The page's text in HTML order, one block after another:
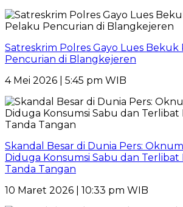
Satreskrim Polres Gayo Lues Bekuk
Pencurian di Blangkejeren
4 Mei 2026 | 5:45 pm WIB
Skandal Besar di Dunia Pers:
Diduga Konsumsi Sabu dan Terlibat
Tanda Tangan
10 Maret 2026 | 10:33 pm WIB